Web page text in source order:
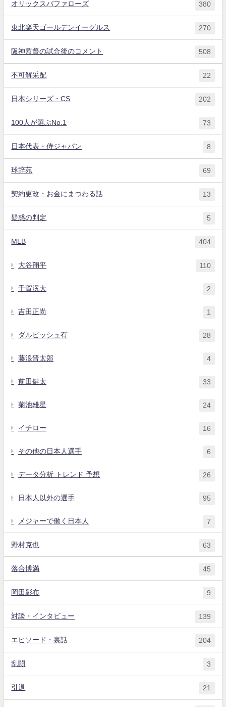
オリックスバファローズ 380
東北楽天ゴールデンイーグルス 270
阪神監督の試合後のコメント 508
不可解采配 22
日本シリーズ・CS 202
100人が選ぶNo.1 73
日本代表・侍ジャパン 8
球辞苑 69
契約更改・お金にまつわる話 13
疑惑の判定 5
MLB 404
大谷翔平 110
千賀滉大 2
吉田正尚 1
ダルビッシュ有 28
藤浪晋太郎 4
前田健太 33
菊池雄星 24
イチロー 16
その他の日本人選手 6
データ分析 トレンド 予想 26
日本人以外の選手 95
メジャーで働く日本人 7
野村克也 63
落合博満 45
岡田彰布 9
対談・インタビュー 139
エピソード・裏話 204
乱闘 3
引退 21